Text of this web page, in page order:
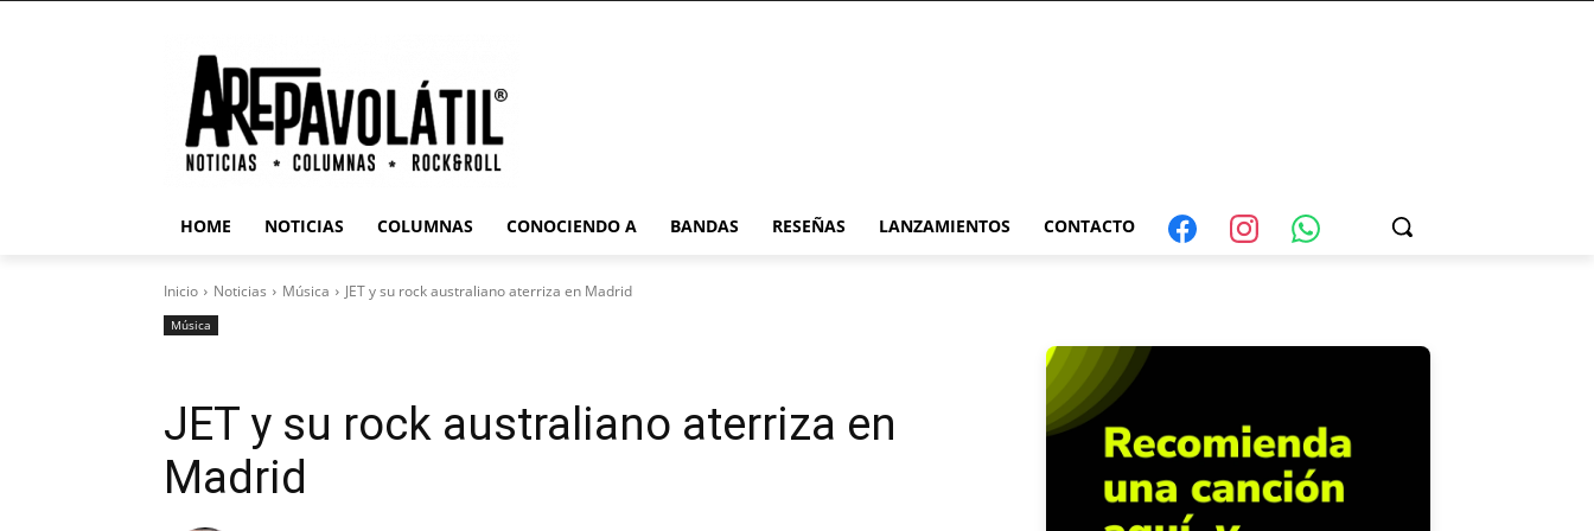
HOME NOTICIAS COLUMNAS CONOCIENDO A BANDAS RESEÑAS LANZAMIENTOS CONTACTO
Inicio Noticias Música JET y su rock australiano aterriza en Madrid
Música
JET y su rock australiano aterriza en
Madrid